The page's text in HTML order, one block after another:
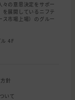
の意思決定をサポー
を展開しているニフテ
ス市場上場）のグルー
4F
針
いて